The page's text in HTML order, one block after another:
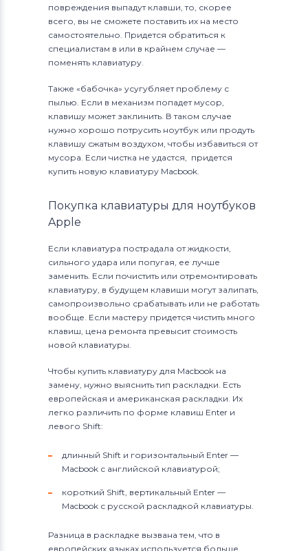
повреждения выпадут клавши, то, скорее
всего, вы не сможете поставить их на место
самостоятельно. Придется обратиться к
специалистам в или в крайнем случае —
поменять клавиатуру.
Также «бабочка» усугубляет проблему с
пылью. Если в механизм попадет мусор,
клавишу может заклинить. В таком случае
нужно хорошо потрусить ноутбук или продуть
клавишу сжатым воздухом, чтобы избавиться от
мусора. Если чистка не удастся, придется
купить новую клавиатуру Macbook.
Покупка клавиатуры для ноутбуков
Apple
Если клавиатура пострадала от жидкости,
сильного удара или попугая, ее лучше
заменить. Если почистить или отремонтировать
клавиатуру, в будущем клавиши могут залипать,
самопроизвольно срабатывать или не работать
вообще. Если мастеру придется чистить много
клавиш, цена ремонта превысит стоимость
новой клавиатуры.
Чтобы купить клавиатуру для Macbook на
замену, нужно выяснить тип раскладки. Есть
европейская и американская раскладки. Их
легко различить по форме клавиш Enter и
левого Shift:
длинный Shift и горизонтальный Enter —
Macbook с английской клавиатурой;
короткий Shift, вертикальный Enter —
Macbook с русской раскладкой клавиатуры.
Разница в раскладке вызвана тем, что в
европейских языках используется больше